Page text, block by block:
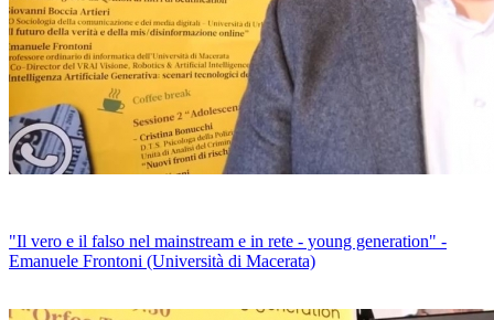
"Il vero e il falso nel mainstream e in rete - young generation" -
Emanuele Frontoni (Università di Macerata)